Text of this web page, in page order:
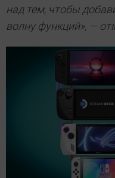
над тем, чтобы
волну функций», —